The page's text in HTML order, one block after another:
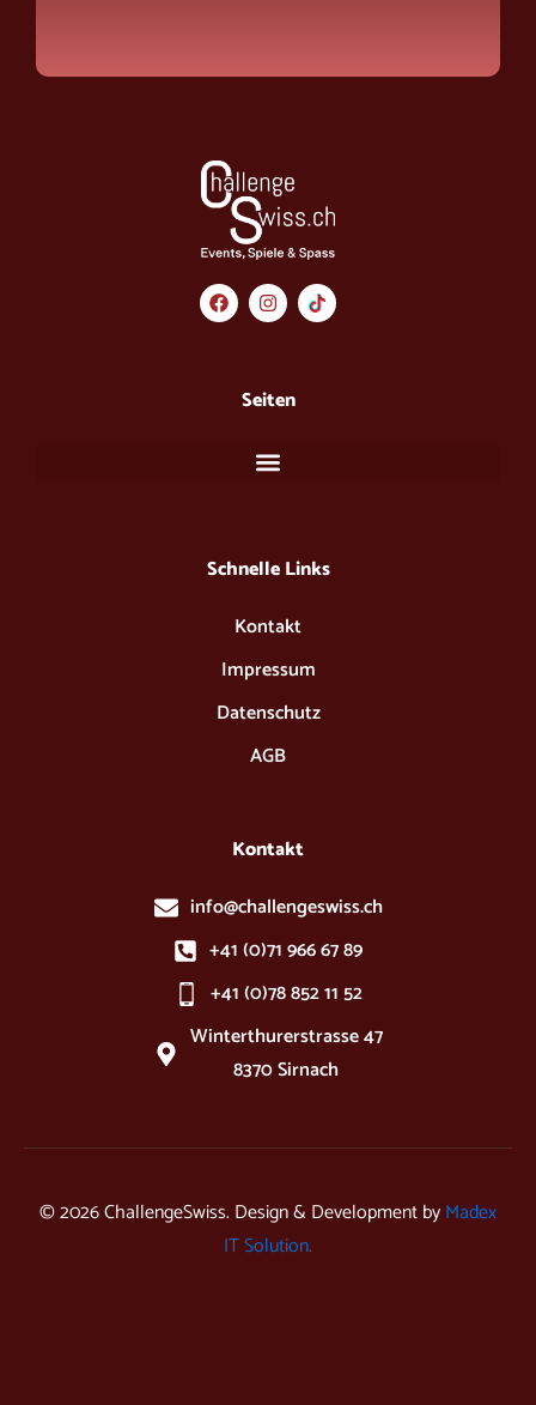
F
a
c
I
n
s
g
r
Seiten
Schnelle Links​
Kontakt
Impressum
Datenschutz
AGB
Kontakt
info@challengeswiss.ch
+41 (0)71 966 67 89
+41 (0)78 852 11 52
Winterthurerstrasse 47
8370 Sirnach
© 2026 ChallengeSwiss. Design & Development byMadex
IT Solution.